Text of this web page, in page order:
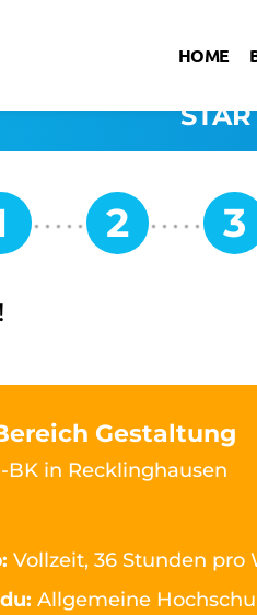
HOME
Gestaltung
BK in Recklinghausen
Vollzeit, 36 Stunden pro
Allgemeine